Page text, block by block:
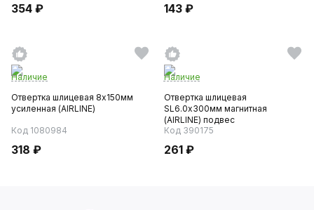
354 ₽ 143 ₽
Наличие
Отвертка шлицевая 8х150мм
усиленная (AIRLINE)
Код 1080984
318 ₽
Наличие
Отвертка шлицевая
SL6.0х300мм магнитная
(AIRLINE) подвес
Код 390175
261 ₽